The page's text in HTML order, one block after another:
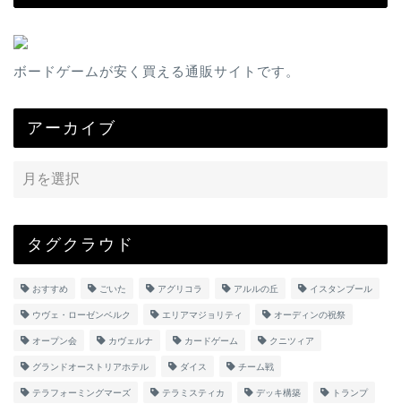
ボードゲームが安く買える通販サイトです。
アーカイブ
タグクラウド
おすすめ ごいた アグリコラ アルルの丘 イスタンブール
ウヴェ・ローゼンベルク エリアマジョリティ オーディンの祝祭
オープン会 カヴェルナ カードゲーム クニツィア
グランドオーストリアホテル ダイス チーム戦
テラフォーミングマーズ テラミスティカ デッキ構築 トランプ